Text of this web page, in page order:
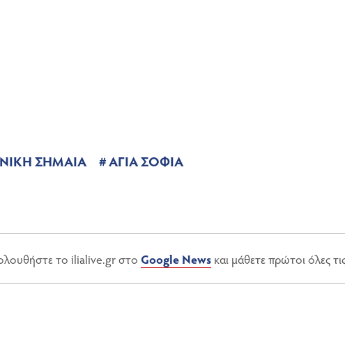
ΣΗΜΑΙΑ ΑΓΙΑ ΣΟΦΙΑ
το ilialive.gr στο Google Newsκαι μάθετε πρώτοι όλες